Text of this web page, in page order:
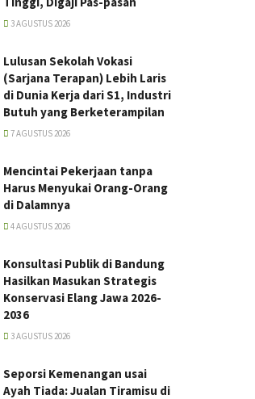
3 AGUSTUS 2026
Lulusan Sekolah Vokasi
(Sarjana Terapan) Lebih Laris
di Dunia Kerja dari S1, Industri
Butuh yang Berketerampilan
7 AGUSTUS 2026
Mencintai Pekerjaan tanpa
Harus Menyukai Orang-Orang
di Dalamnya
4 AGUSTUS 2026
Konsultasi Publik di Bandung
Hasilkan Masukan Strategis
Konservasi Elang Jawa 2026-
2036
3 AGUSTUS 2026
Seporsi Kemenangan usai
Ayah Tiada: Jualan Tiramisu di